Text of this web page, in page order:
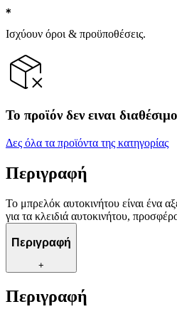
Ισχύουν όροι & προϋποθέσεις.
Το προϊόν δεν ειναι διαθέσιμο
Δες όλα τα προϊόντα της κατηγορίας
Περιγραφή
Το μπρελόκ αυτοκινήτου είναι ένα
για τα κλειδιά αυτοκινήτου,
Περιγραφή
+
Περιγραφή